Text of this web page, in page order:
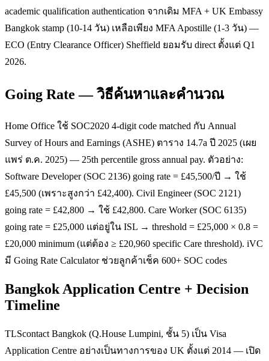
academic qualification authentication จากเดิม MFA + UK Embassy
Bangkok stamp (10-14 วัน) เหลือเพียง MFA Apostille (1-3 วัน) —
ECO (Entry Clearance Officer) Sheffield ยอมรับ direct ตั้งแต่ Q1
2026.
Going Rate — วิธีค้นหาและคำนวณ
Home Office ใช้ SOC2020 4-digit code matched กับ Annual
Survey of Hours and Earnings (ASHE) ตาราง 14.7a ปี 2025 (เผย
แพร่ ต.ค. 2025) — 25th percentile gross annual pay. ตัวอย่าง:
Software Developer (SOC 2136) going rate = £45,500/ปี → ใช้
£45,500 (เพราะสูงกว่า £42,400). Civil Engineer (SOC 2121)
going rate = £42,800 → ใช้ £42,800. Care Worker (SOC 6135)
going rate = £25,000 แต่อยู่ใน ISL → threshold = £25,000 × 0.8 =
£20,000 minimum (แต่ต้อง ≥ £20,960 specific Care threshold). iVC
มี Going Rate Calculator ช่วยลูกค้าเช็ค 600+ SOC codes
Bangkok Application Centre + Decision
Timeline
TLScontact Bangkok (Q.House Lumpini, ชั้น 5) เป็น Visa
Application Centre อย่างเป็นทางการของ UK ตั้งแต่ 2014 — เปิด